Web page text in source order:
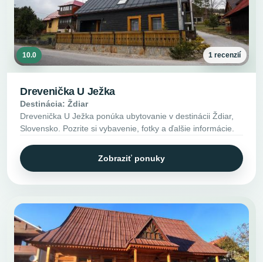
10.0 1 recenzií
Drevenička U Ježka
Destinácia: Ždiar
Drevenička U Ježka ponúka ubytovanie v destinácii Ždiar,
Slovensko. Pozrite si vybavenie, fotky a ďalšie informácie.
Zobraziť ponuky